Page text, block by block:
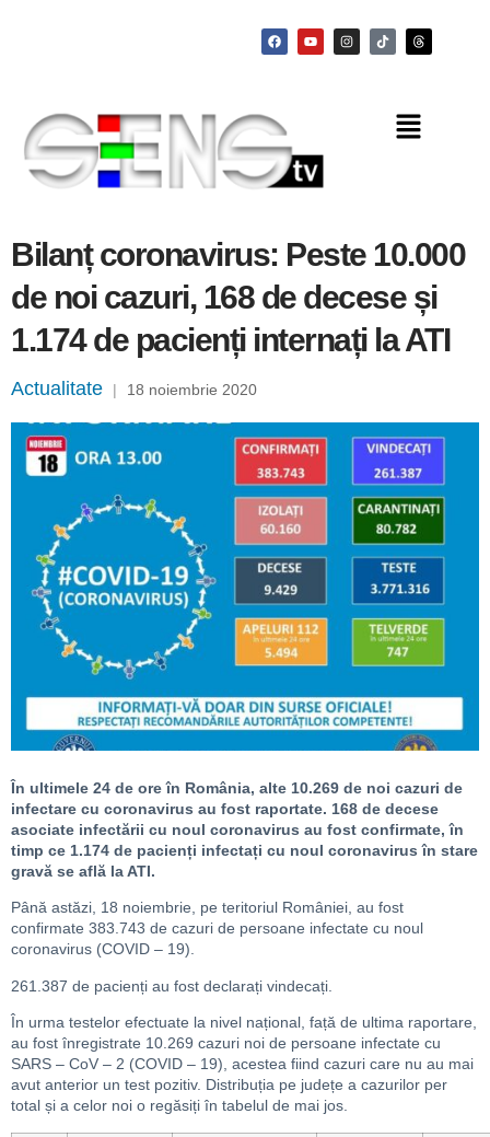
Bilanț coronavirus: Peste 10.000
de noi cazuri, 168 de decese și
1.174 de pacienți internați la ATI
Actualitate | 18 noiembrie 2020
În ultimele 24 de ore în România, alte 10.269 de noi cazuri de
infectare cu coronavirus au fost raportate. 168 de decese
asociate infectării cu noul coronavirus au fost confirmate, în
timp ce 1.174 de pacienți infectați cu noul coronavirus în stare
gravă se află la ATI.
Până astăzi, 18 noiembrie, pe teritoriul României, au fost
confirmate 383.743 de cazuri de persoane infectate cu noul
coronavirus (COVID – 19).
261.387 de pacienți au fost declarați vindecați.
În urma testelor efectuate la nivel național, față de ultima raportare,
au fost înregistrate 10.269 cazuri noi de persoane infectate cu
SARS – CoV – 2 (COVID – 19), acestea fiind cazuri care nu au mai
avut anterior un test pozitiv. Distribuția pe județe a cazurilor per
total și a celor noi o regăsiți în tabelul de mai jos.